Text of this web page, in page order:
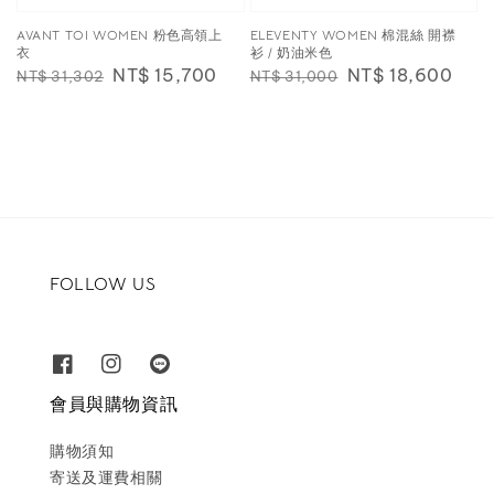
AVANT TOI WOMEN 粉色高領上
衣
Regular
NT$ 31,302 Sale
NT$ 15,700
ELEVENTY WOMEN 棉混絲 開襟
衫 / 奶油米色
Regular
NT$ 31,000 Sale
NT$ 18,600
FOLLOW US
會員與購物資訊
購物須知
寄送及運費相關